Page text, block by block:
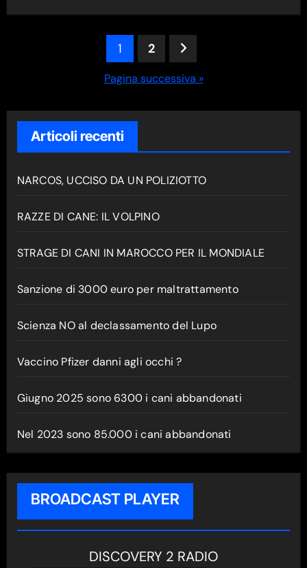
Paginazione
articoli
1 2
Pagina successiva »
Articoli recenti
NARCOS, UCCISO DA UN POLIZIOTTO
RAZZE DI CANE: IL VOLPINO
STRAGE DI CANI IN MAROCCO PER IL MONDIALE
Sanzione di 3000 euro per maltrattamento
Scienza NO al declassamento del Lupo
Vaccino Pfizer danni agli occhi ?
Giugno 2025 sono 6300 i cani abbandonati
Nel 2023 sono 85.000 i cani abbandonati
BROADCAST PLAYER
DISCOVERY 2 RADIO